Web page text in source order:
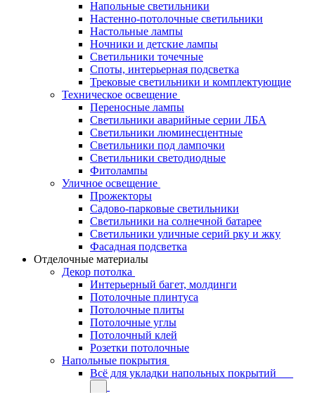
Напольные светильники
Настенно-потолочные светильники
Настольные лампы
Ночники и детские лампы
Светильники точечные
Споты, интерьерная подсветка
Трековые светильники и комплектующие
Техническое освещение
Переносные лампы
Светильники аварийные серии ЛБА
Светильники люминесцентные
Светильники под лампочки
Светильники светодиодные
Фитолампы
Уличное освещение
Прожекторы
Садово-парковые светильники
Светильники на солнечной батарее
Светильники уличные серий рку и жку
Фасадная подсветка
Отделочные материалы
Декор потолка
Интерьерный багет, молдинги
Потолочные плинтуса
Потолочные плиты
Потолочные углы
Потолочный клей
Розетки потолочные
Напольные покрытия
Всё для укладки напольных покрытий